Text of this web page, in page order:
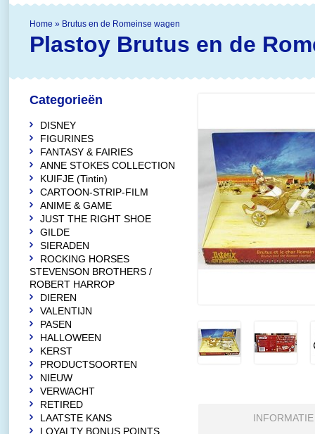
Home » Brutus en de Romeinse wagen
Plastoy Brutus en de
INFORMATIE
Categorieën
DISNEY
FIGURINES
FANTASY & FAIRIES
ANNE STOKES COLLECTION
KUIFJE (Tintin)
CARTOON-STRIP-FILM
ANIME & GAME
JUST THE RIGHT SHOE
GILDE
SIERADEN
ROCKING HORSES
STEVENSON BROTHERS /
ROBERT HARROP
DIEREN
VALENTIJN
PASEN
HALLOWEEN
KERST
PRODUCTSOORTEN
NIEUW
VERWACHT
RETIRED
LAATSTE KANS
LOYALTY BONUS POINTS